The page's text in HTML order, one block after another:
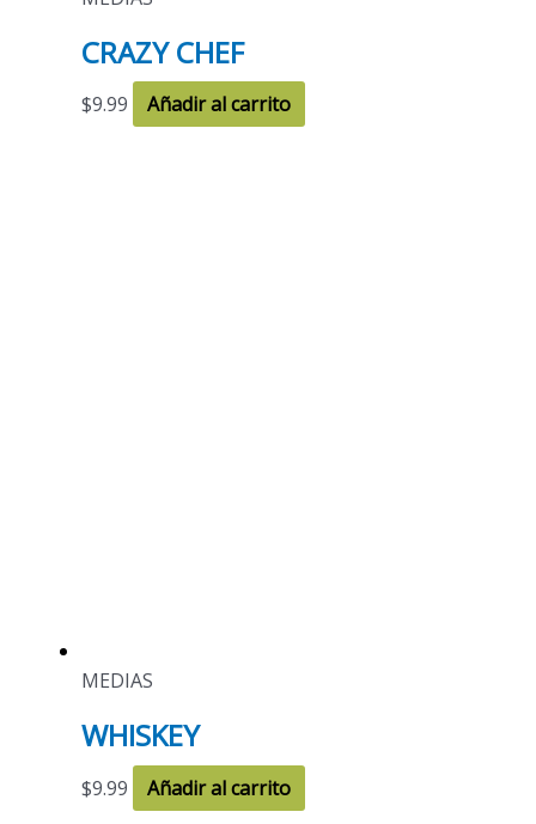
CRAZY CHEF
$9.99 Añadir al carrito
MEDIAS
WHISKEY
$9.99 Añadir al carrito